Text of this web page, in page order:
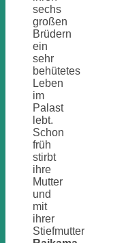
sechs
großen
Brüdern
ein
sehr
behütetes
Leben
im
Palast
lebt.
Schon
früh
stirbt
ihre
Mutter
und
mit
ihrer
Stiefmutter